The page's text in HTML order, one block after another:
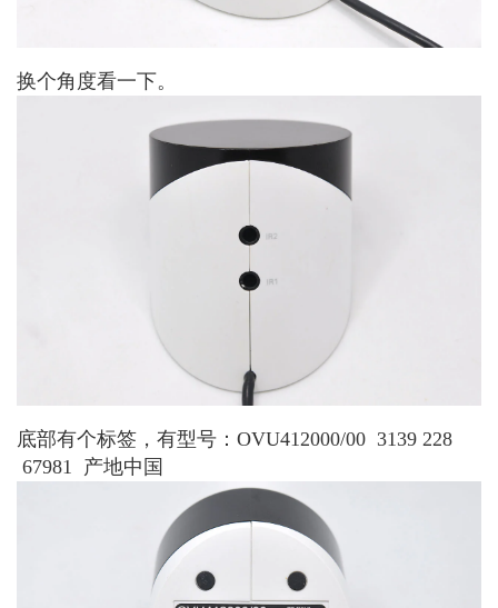
换个角度看一下。
底部有个标签，有型号：OVU412000/00 3139 228
67981 产地中国